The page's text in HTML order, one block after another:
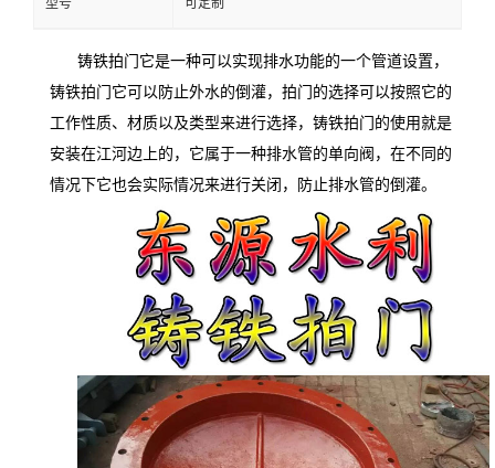
型号 可定制
铸铁拍门它是一种可以实现排水功能的一个管道设置，
铸铁拍门它可以防止外水的倒灌，拍门的选择可以按照它的
工作性质、材质以及类型来进行选择，铸铁拍门的使用就是
安装在江河边上的，它属于一种排水管的单向阀，在不同的
情况下它也会实际情况来进行关闭，防止排水管的倒灌。